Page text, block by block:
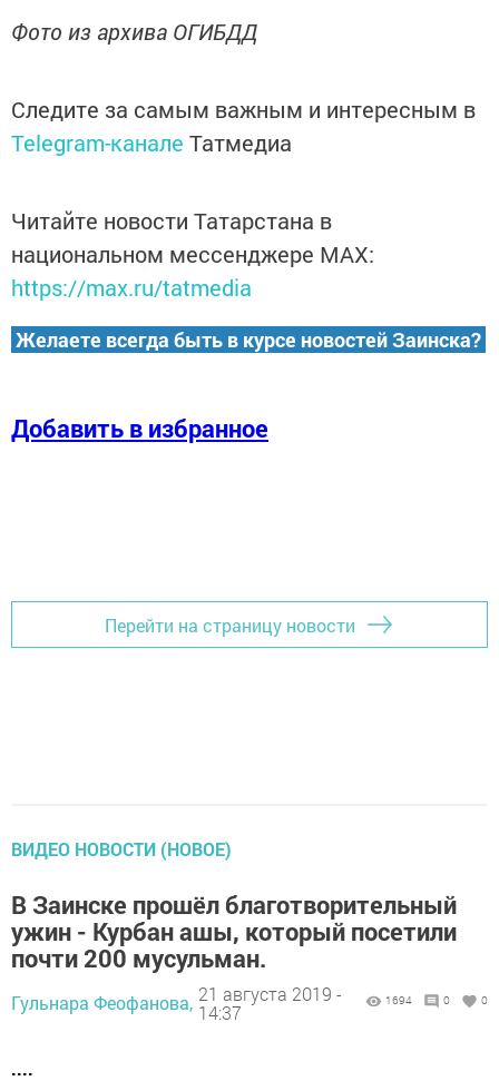
Фото из архива ОГИБДД
Следите за самым важным и интересным в
Telegram-канале Татмедиа
Читайте новости Татарстана в
национальном мессенджере MАХ:
https://max.ru/tatmedia
Желаете всегда быть в курсе новостей Заинска?
Добавить в избранное
Перейти на страницу новости
ВИДЕО НОВОСТИ (НОВОЕ)
В Заинске прошёл благотворительный
ужин - Курбан ашы, который посетили
почти 200 мусульман.
Гульнара Феофанова, 21 августа 2019 -
14:37
1694 0 0
....